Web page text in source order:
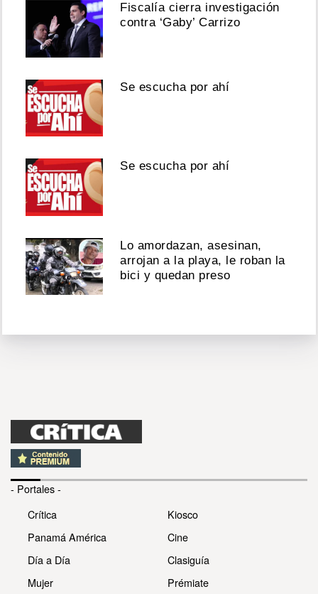
Fiscalía cierra investigación
contra ‘Gaby’ Carrizo
Se escucha por ahí
Se escucha por ahí
Lo amordazan, asesinan,
arrojan a la playa, le roban la
bici y quedan preso
- Portales -
Crítica
Panamá América
Día a Día
Mujer
Kiosco
Cine
Clasiguía
Prémiate